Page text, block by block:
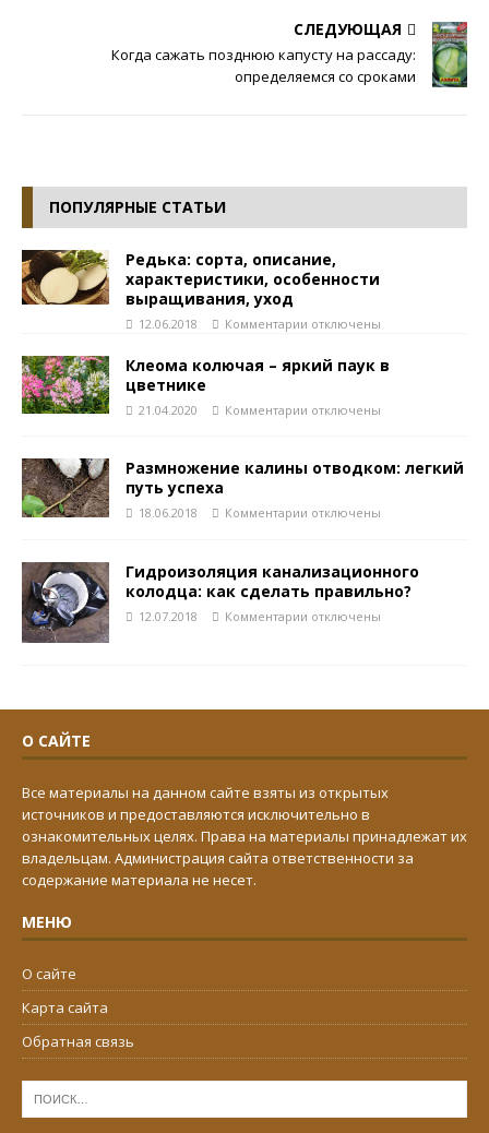
СЛЕДУЮЩАЯ
Когда сажать позднюю капусту на рассаду:
определяемся со сроками
ПОПУЛЯРНЫЕ СТАТЬИ
Редька: сорта, описание,
характеристики, особенности
выращивания, уход
12.06.2018 Комментарии отключены
Клеома колючая – яркий паук в
цветнике
21.04.2020 Комментарии отключены
Размножение калины отводком: легкий
путь успеха
18.06.2018 Комментарии отключены
Гидроизоляция канализационного
колодца: как сделать правильно?
12.07.2018 Комментарии отключены
О САЙТЕ
Все материалы на данном сайте взяты из открытых
источников и предоставляются исключительно в
ознакомительных целях. Права на материалы принадлежат их
владельцам. Администрация сайта ответственности за
содержание материала не несет.
МЕНЮ
О сайте
Карта сайта
Обратная связь